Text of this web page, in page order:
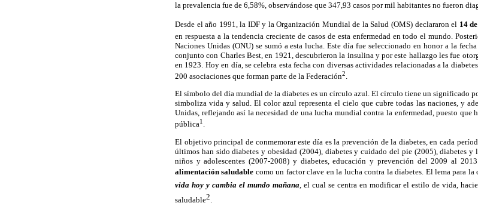
la prevalencia fue de 6,58%, observándose que 347,93 casos por mil habitantes no fueron
Desde el año 1991, la IDF y la Organización Mundial de la Salud (OMS) declararon el 14
en respuesta a la tendencia creciente de casos de esta enfermedad en todo el mundo.
Naciones Unidas (ONU) se sumó a esta lucha. Este día fue seleccionado en honor a la
conjunto con Charles Best, en 1921, descubrieron la insulina y por este hallazgo les fue
en 1923. Hoy en día, se celebra esta fecha con diversas actividades relacionadas a la
200 asociaciones que forman parte de la Federación2
El símbolo del día mundial de la diabetes es un círculo azul. El círculo tiene un significado
simboliza vida y salud. El color azul representa el cielo que cubre todas las naciones, y
Unidas, reflejando así la necesidad de una lucha mundial contra la enfermedad, puesto
pública1 .
El objetivo principal de conmemorar este día es la prevención de la diabetes, en cada
últimos han sido diabetes y obesidad (2004), diabetes y cuidado del pie (2005), diabetes y
niños y adolescentes (2007-2008) y diabetes, educación y prevención del 2009 al
alimentación saludable como un factor clave en la lucha contra la diabetes. El lema para la
vida hoy y cambia el mundo mañana , el cual se centra en modificar el estilo de vida,
saludable2